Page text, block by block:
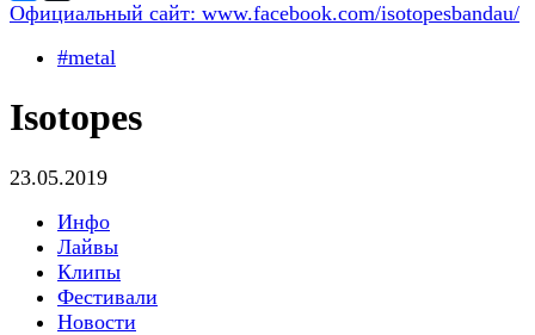
Официальный сайт: www.facebook.com/isotopesbandau/
#metal
Isotopes
23.05.2019
Инфо
Лайвы
Клипы
Фестивали
Новости